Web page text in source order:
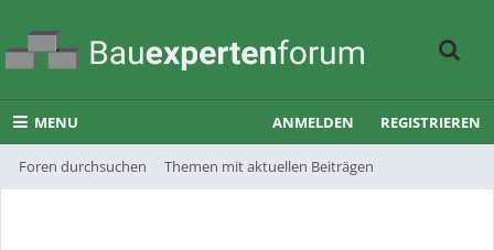
MENU
Foren durchsuchen Themen mit aktuellen Beiträgen
ANMELDEN REGISTRIEREN